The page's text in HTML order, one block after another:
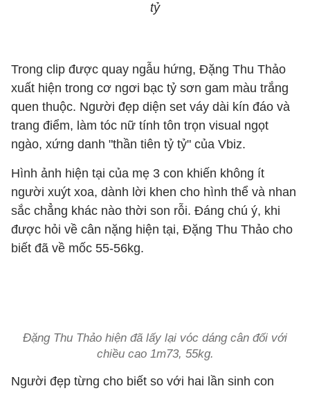
tỷ
Trong clip được quay ngẫu hứng, Đặng Thu Thảo
xuất hiện trong cơ ngơi bạc tỷ sơn gam màu trắng
quen thuộc. Người đẹp diện set váy dài kín đáo và
trang điểm, làm tóc nữ tính tôn trọn visual ngọt
ngào, xứng danh "thần tiên tỷ tỷ" của Vbiz.
Hình ảnh hiện tại của mẹ 3 con khiến không ít
người xuýt xoa, dành lời khen cho hình thể và nhan
sắc chẳng khác nào thời son rỗi. Đáng chú ý, khi
được hỏi về cân nặng hiện tại, Đặng Thu Thảo cho
biết đã về mốc 55-56kg.
Đặng Thu Thảo hiện đã lấy lại vóc dáng cân đối với
chiều cao 1m73, 55kg.
Người đẹp từng cho biết so với hai lần sinh con